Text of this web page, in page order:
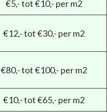
€5,- tot €10,- per m2
€12,- tot €30,- per m2
€80,- tot €100,- per m2
€10,- tot €65,- per m2